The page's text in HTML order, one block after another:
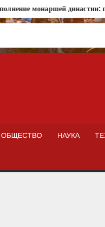
монаршей династии:
ОБЩЕСТВО НАУКА